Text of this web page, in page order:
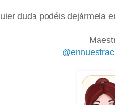
duda podéis dejármela